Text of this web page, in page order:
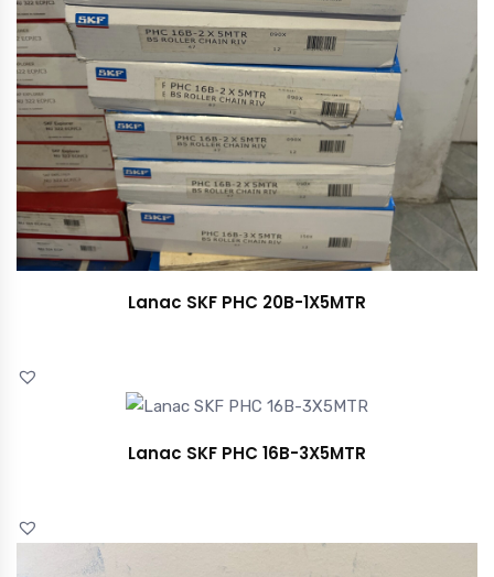
Lanac SKF PHC 20B-1X5MTR
Lanac SKF PHC 16B-3X5MTR